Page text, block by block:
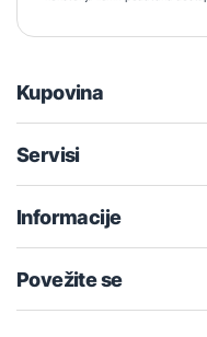
Kupovina
Servisi
Informacije
Povežite se